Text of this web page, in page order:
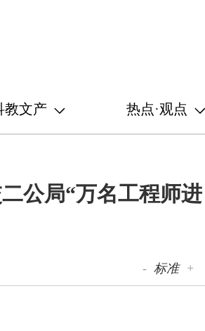
教文产 热点·观点
公局“万名工程师进
- 标准 +